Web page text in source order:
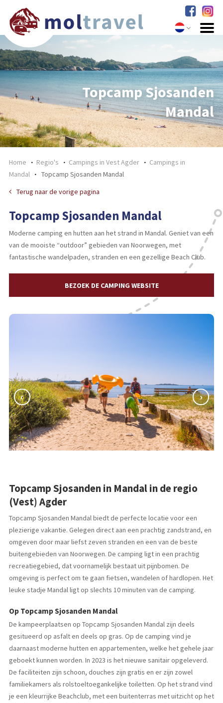
Topcamp Sjosanden
Mandal
Home Regio's Campings in Vest Agder
Campings in
Mandal
Topcamp Sjosanden Mandal
Terug naar de vorige pagina
Topcamp Sjosanden Mandal
Moderne camping en hutten aan het strand in Mandal. Geniet van een
van de mooiste “outdoor” gebieden van Noorwegen, met
fantastische wandelpaden, stranden en een gezellige Beach Club.
BEZOEK DE CAMPING WEBSITE
‹ ›
Topcamp Sjosanden in Mandal in de regio
(Vest) Agder
Topcamp Sjosanden Mandal biedt de perfecte locatie voor een
plezierige vakantie. Gelegen direct aan een prachtig zandstrand, en
omgeven door maar liefst zeven stranden en een van de beste
buitengebieden van Noorwegen. De camping ligt in een prachtig
recreatiegebied, dat voornamelijk bestaat uit pijnbomen. De
omgeving is perfect om te gaan fietsen, wandelen of hardlopen. Het
leuke stadje Mandal ligt op slechts 10 minuten van de camping.
Op Topcamp Sjosanden Mandal
De kampeerplaatsen op Topcamp Sjosanden Mandal zijn deels
gesitueerd op asfalt en deels op gras. Op de camping vind je
daarnaast moderne hutten en appartementen, welke het gehele jaar
geboekt kunnen worden. In 2023 is het nieuwe sanitair opgeleverd.
De faciliteiten zijn schoon, douches zijn gratis en er zijn zowel
familiekamers als rolstoeltoegankelijke toiletten. Op het strand vind
je een kleurrijke Beachclub, met een buitenterras met uitzicht op het